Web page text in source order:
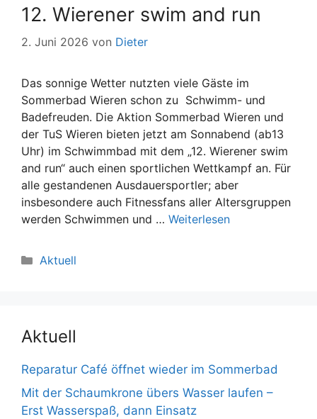
12. Wierener swim and run
2. Juni 2026 von Dieter
Das sonnige Wetter nutzten viele Gäste im
Sommerbad Wieren schon zu Schwimm- und
Badefreuden. Die Aktion Sommerbad Wieren und
der TuS Wieren bieten jetzt am Sonnabend (ab13
Uhr) im Schwimmbad mit dem „12. Wierener swim
and run“ auch einen sportlichen Wettkampf an. Für
alle gestandenen Ausdauersportler; aber
insbesondere auch Fitnessfans aller Altersgruppen
werden Schwimmen und … Weiterlesen
Kategorien
Aktuell
Aktuell
Reparatur Café öffnet wieder im Sommerbad
Mit der Schaumkrone übers Wasser laufen –
Erst Wasserspaß, dann Einsatz